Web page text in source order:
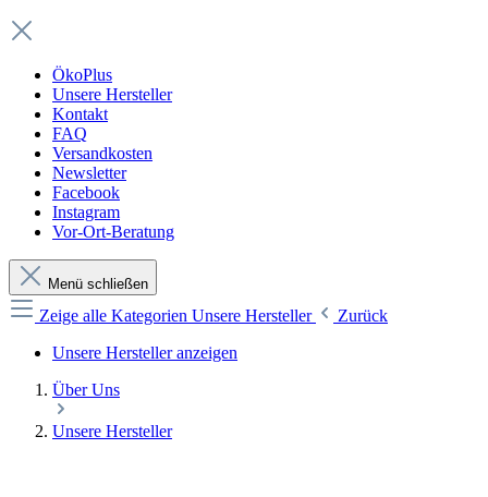
ÖkoPlus
Unsere Hersteller
Kontakt
FAQ
Versandkosten
Newsletter
Facebook
Instagram
Vor-Ort-Beratung
Menü schließen
Zeige alle Kategorien Unsere Hersteller
Zurück
Unsere Hersteller anzeigen
Über Uns
Unsere Hersteller